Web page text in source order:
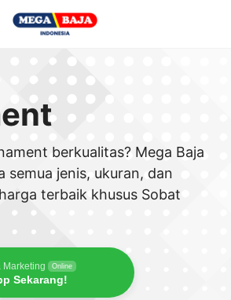
berkualitas? Mega Baja
semua jenis, ukuran, dan
terbaik khusus Sobat
Marketing Online
Sekarang!